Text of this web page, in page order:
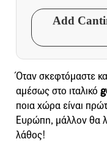
Add
Όταν σκεφτόμαστε
αμέσως στο ιταλικό
ποια χώρα είναι
Ευρώπη, μάλλον θα
λάθος!